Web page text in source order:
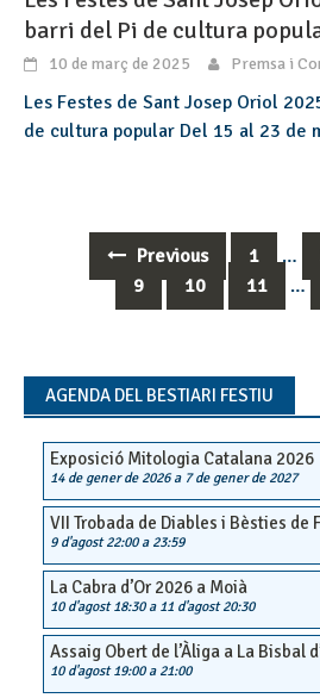
barri del Pi de cultura
10 de març de 2025 Premsa i
Les Festes de Sant Josep Oriol
de cultura popular Del 15 al 23 de
navigation
Previous 1 …
9
10 11 …
AGENDA DEL BESTIARI FESTIU
Exposició Mitologia Catalana 2026
14 de gener de 2026a 7 de gener de 2027
VII Trobada de Diables i Bèsties de
9 d'agost 22:00a 23:59
La Cabra d’Or 2026 a Moià
10 d'agost 18:30a 11 d'agost 20:30
Assaig Obert de l’Àliga a La Bisbal
10 d'agost 19:00a 21:00